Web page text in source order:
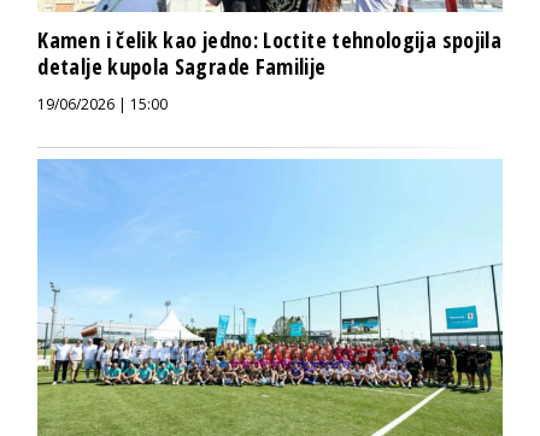
Kamen i čelik kao jedno: Loctite tehnologija spojila
detalje kupola Sagrade Familije
19/06/2026 | 15:00